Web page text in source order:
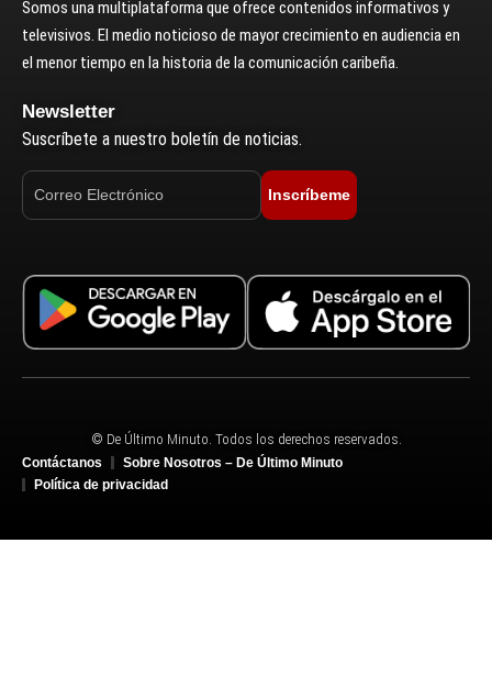
Somos una multiplataforma que ofrece contenidos informativos y
televisivos. El medio noticioso de mayor crecimiento en audiencia en
el menor tiempo en la historia de la comunicación caribeña.
Newsletter
Suscríbete a nuestro boletín de noticias.
Inscríbeme
© De Último Minuto. Todos los derechos reservados.
Contáctanos
Sobre Nosotros – De Último Minuto
Política de privacidad